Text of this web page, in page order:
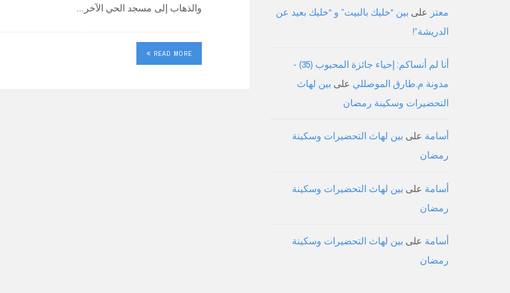
والذهاب إلى مسجد الحي الآخر…
READ MORE
معتز على بين “خليك بالبيت” و “خليك بعيد عن
الدريشة”!
أنا لم أنساكم: إحياء جائزة المحبوب (35) -
مدونة م.طارق الموصللي على بين لهاث
التحضيرات وسكينة رمضان
أسامة على بين لهاث التحضيرات وسكينة
رمضان
أسامة على بين لهاث التحضيرات وسكينة
رمضان
أسامة على بين لهاث التحضيرات وسكينة
رمضان